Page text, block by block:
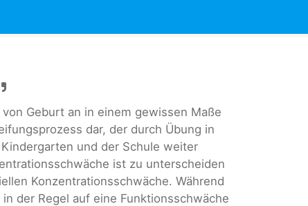
Geburt an in einem gewissen Maße
dar, der durch Übung in
und der Schule weiter
ist zu unterscheiden
Konzentrationsschwäche. Während
der Regel auf eine Funktionsschwäche